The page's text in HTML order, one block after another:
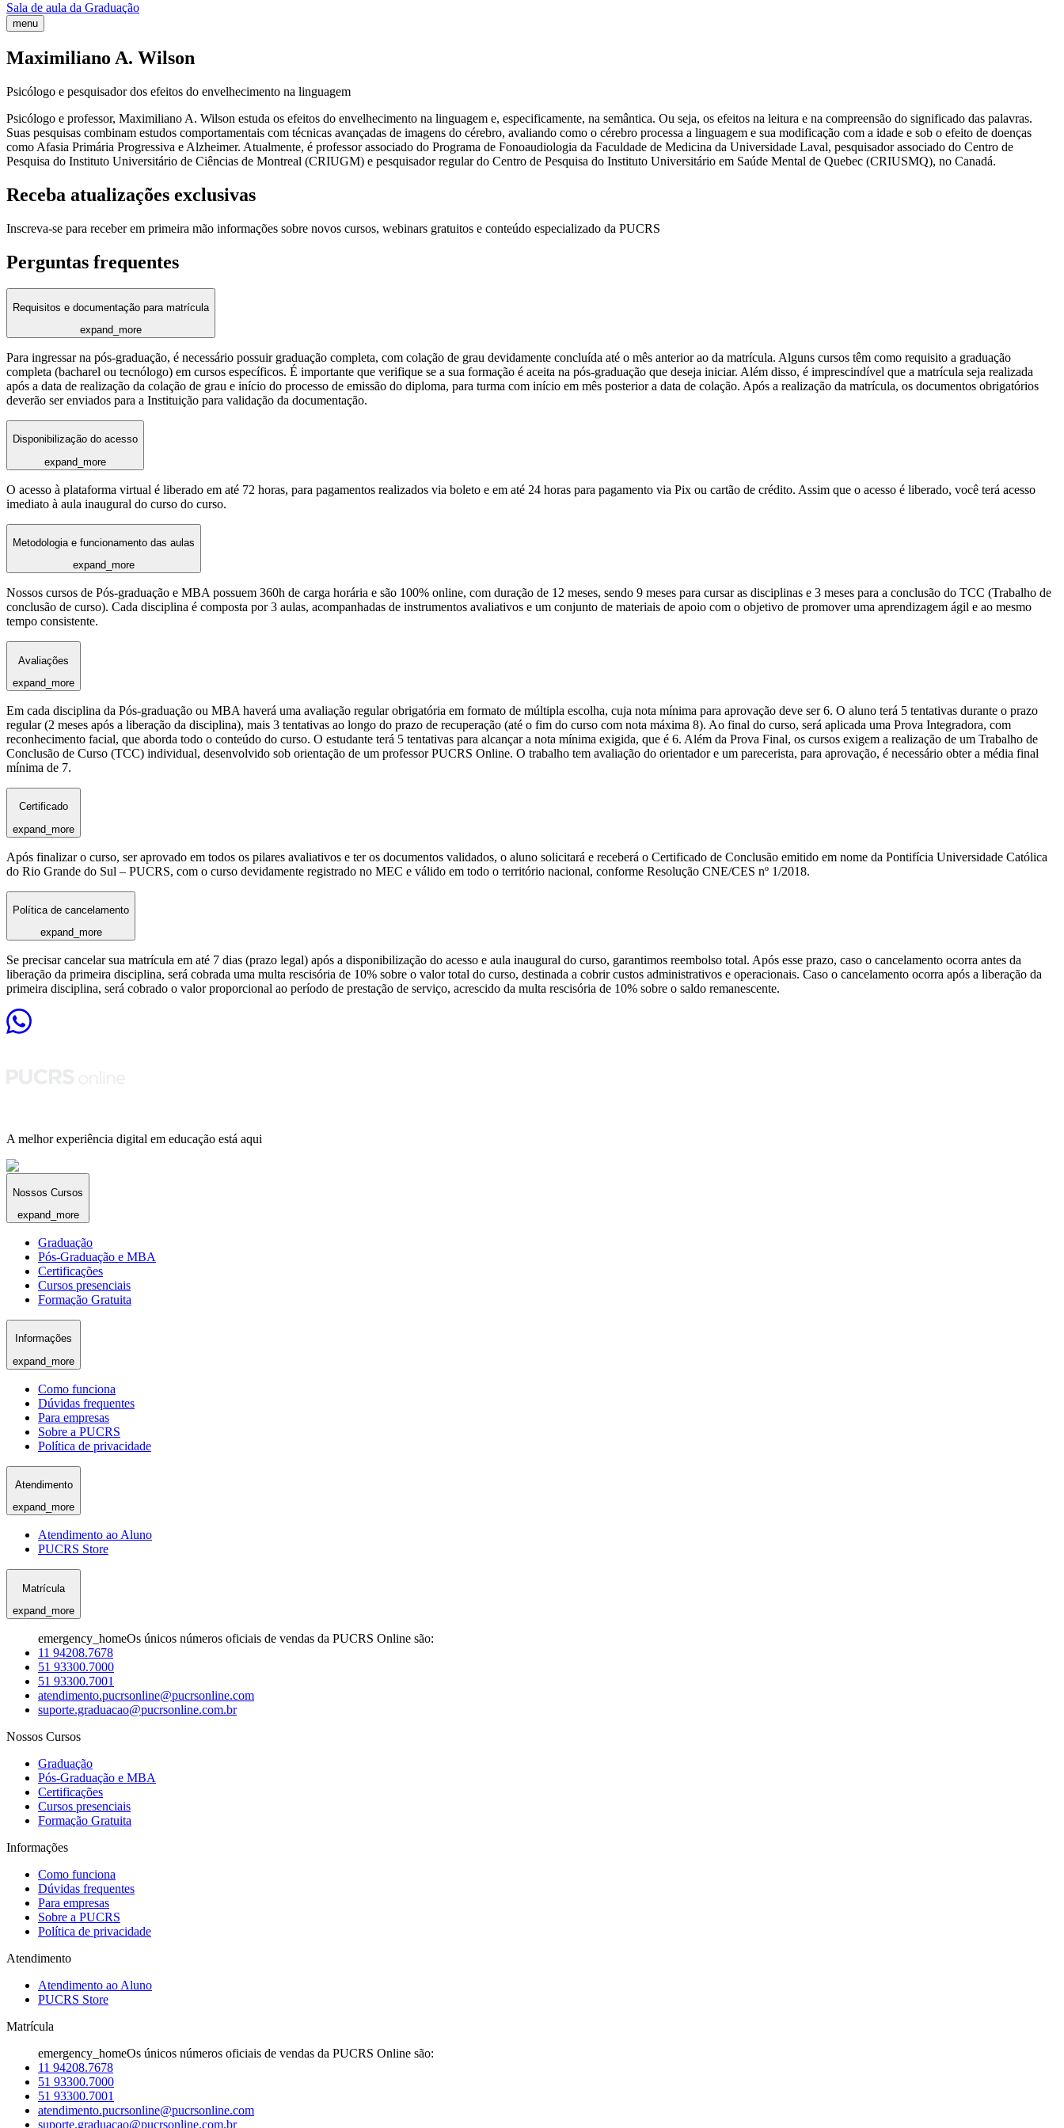
Sala de aula da Graduação
menu
Maximiliano A. Wilson
Psicólogo e pesquisador dos efeitos do envelhecimento na linguagem
Psicólogo e professor, Maximiliano A. Wilson estuda os efeitos do envelhecimento na linguagem e, especificamente, na semântica. Ou seja, os efeitos na leitura e na compreensão do significado das palavras.
Suas pesquisas combinam estudos comportamentais com técnicas avançadas de imagens do cérebro, avaliando como o cérebro processa a linguagem e sua modificação com a idade e sob o efeito de doenças
como Afasia Primária Progressiva e Alzheimer. Atualmente, é professor associado do Programa de Fonoaudiologia da Faculdade de Medicina da Universidade Laval, pesquisador associado do Centro de
Pesquisa do Instituto Universitário de Ciências de Montreal (CRIUGM) e pesquisador regular do Centro de Pesquisa do Instituto Universitário em Saúde Mental de Quebec (CRIUSMQ), no Canadá.
Receba atualizações exclusivas
Inscreva-se para receber em primeira mão informações sobre novos cursos, webinars gratuitos e conteúdo especializado da PUCRS
Perguntas frequentes
Requisitos e documentação para matrícula
expand_more
Para ingressar na pós-graduação, é necessário possuir graduação completa, com colação de grau devidamente concluída até o mês anterior ao da matrícula. Alguns cursos têm como requisito a graduação
completa (bacharel ou tecnólogo) em cursos específicos. É importante que verifique se a sua formação é aceita na pós-graduação que deseja iniciar. Além disso, é imprescindível que a matrícula seja realizada
após a data de realização da colação de grau e início do processo de emissão do diploma, para turma com início em mês posterior a data de colação. Após a realização da matrícula, os documentos obrigatórios
deverão ser enviados para a Instituição para validação da documentação.
Disponibilização do acesso
expand_more
O acesso à plataforma virtual é liberado em até 72 horas, para pagamentos realizados via boleto e em até 24 horas para pagamento via Pix ou cartão de crédito. Assim que o acesso é liberado, você terá acesso
imediato à aula inaugural do curso do curso.
Metodologia e funcionamento das aulas
expand_more
Nossos cursos de Pós-graduação e MBA possuem 360h de carga horária e são 100% online, com duração de 12 meses, sendo 9 meses para cursar as disciplinas e 3 meses para a conclusão do TCC (Trabalho de
conclusão de curso). Cada disciplina é composta por 3 aulas, acompanhadas de instrumentos avaliativos e um conjunto de materiais de apoio com o objetivo de promover uma aprendizagem ágil e ao mesmo
tempo consistente.
Avaliações
expand_more
Em cada disciplina da Pós-graduação ou MBA haverá uma avaliação regular obrigatória em formato de múltipla escolha, cuja nota mínima para aprovação deve ser 6. O aluno terá 5 tentativas durante o prazo
regular (2 meses após a liberação da disciplina), mais 3 tentativas ao longo do prazo de recuperação (até o fim do curso com nota máxima 8). Ao final do curso, será aplicada uma Prova Integradora, com
reconhecimento facial, que aborda todo o conteúdo do curso. O estudante terá 5 tentativas para alcançar a nota mínima exigida, que é 6. Além da Prova Final, os cursos exigem a realização de um Trabalho de
Conclusão de Curso (TCC) individual, desenvolvido sob orientação de um professor PUCRS Online. O trabalho tem avaliação do orientador e um parecerista, para aprovação, é necessário obter a média final
mínima de 7.
Certificado
expand_more
Após finalizar o curso, ser aprovado em todos os pilares avaliativos e ter os documentos validados, o aluno solicitará e receberá o Certificado de Conclusão emitido em nome da Pontifícia Universidade Católica
do Rio Grande do Sul – PUCRS, com o curso devidamente registrado no MEC e válido em todo o território nacional, conforme Resolução CNE/CES nº 1/2018.
Política de cancelamento
expand_more
Se precisar cancelar sua matrícula em até 7 dias (prazo legal) após a disponibilização do acesso e aula inaugural do curso, garantimos reembolso total. Após esse prazo, caso o cancelamento ocorra antes da
liberação da primeira disciplina, será cobrada uma multa rescisória de 10% sobre o valor total do curso, destinada a cobrir custos administrativos e operacionais. Caso o cancelamento ocorra após a liberação da
primeira disciplina, será cobrado o valor proporcional ao período de prestação de serviço, acrescido da multa rescisória de 10% sobre o saldo remanescente.
A melhor experiência digital em educação está aqui
Nossos Cursos
expand_more
Graduação
Pós-Graduação e MBA
Certificações
Cursos presenciais
Formação Gratuita
Informações
expand_more
Como funciona
Dúvidas frequentes
Para empresas
Sobre a PUCRS
Política de privacidade
Atendimento
expand_more
Atendimento ao Aluno
PUCRS Store
Matrícula
expand_more
emergency_homeOs únicos números oficiais de vendas da PUCRS Online são:
11 94208.7678
51 93300.7000
51 93300.7001
atendimento.pucrsonline@pucrsonline.com
suporte.graduacao@pucrsonline.com.br
Nossos Cursos
Graduação
Pós-Graduação e MBA
Certificações
Cursos presenciais
Formação Gratuita
Informações
Como funciona
Dúvidas frequentes
Para empresas
Sobre a PUCRS
Política de privacidade
Atendimento
Atendimento ao Aluno
PUCRS Store
Matrícula
emergency_homeOs únicos números oficiais de vendas da PUCRS Online são:
11 94208.7678
51 93300.7000
51 93300.7001
atendimento.pucrsonline@pucrsonline.com
suporte.graduacao@pucrsonline.com.br